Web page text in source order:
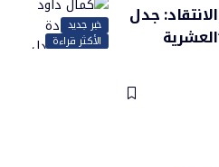
خبر جديد
الأكثر قراءة
جدل